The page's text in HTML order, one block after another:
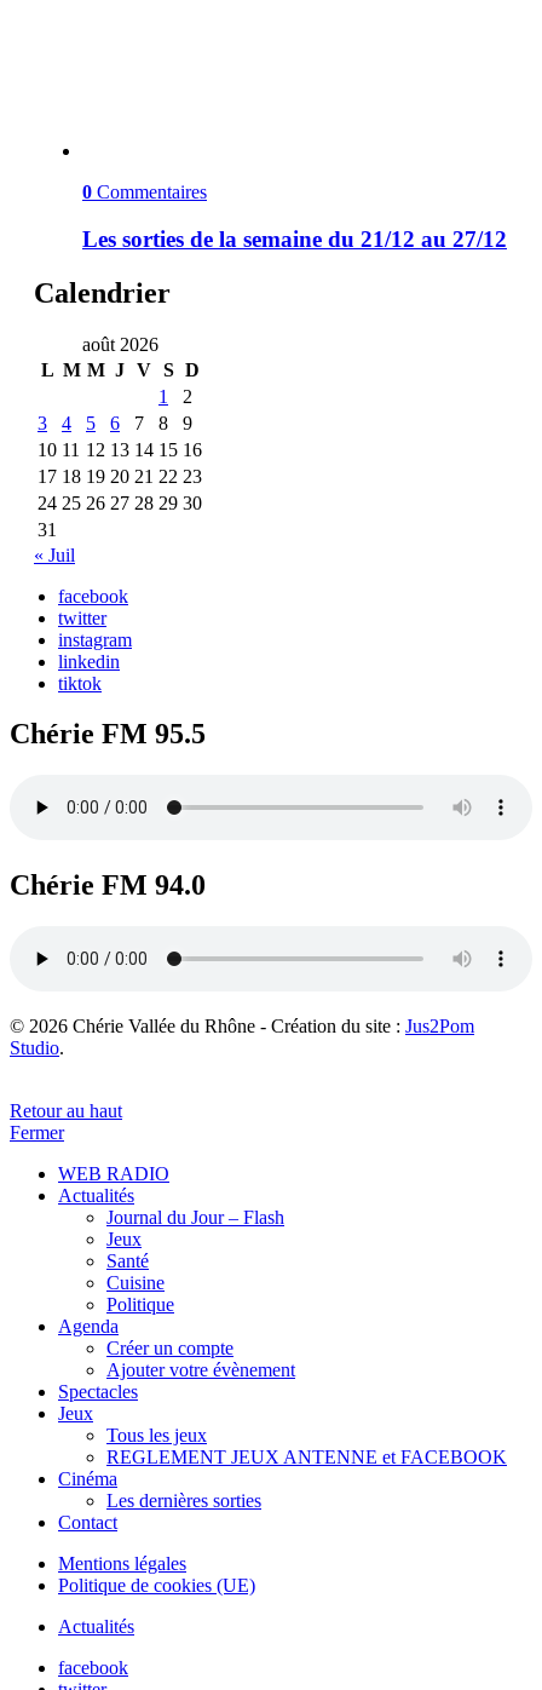
0 Commentaires
Les sorties de la semaine du 21/12 au 27/12
Calendrier
août 2026
L M M J V S D
1
2
3
4 5 6 7 8
9
10 11 12 13 14 15 16
17 18 19 20 21 22 23
24 25 26 27 28 29 30
31
« Juil
facebook
twitter
instagram
linkedin
tiktok
Chérie FM 95.5
Chérie FM 94.0
© 2026 Chérie Vallée du Rhône - Création du site : Jus2Pom
Studio.
Retour au haut
Fermer
WEB RADIO
Actualités
Journal du Jour – Flash
Jeux
Santé
Cuisine
Politique
Agenda
Créer un compte
Ajouter votre évènement
Spectacles
Jeux
Tous les jeux
REGLEMENT JEUX ANTENNE et FACEBOOK
Cinéma
Les dernières sorties
Contact
Mentions légales
Politique de cookies (UE)
Actualités
facebook